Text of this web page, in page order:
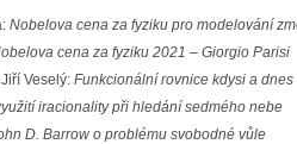
Nobelova cena za fyziku pro modelování
cena za fyziku 2021 – Giorgio Parisi
Veselý:Funkcionální rovnice kdysi a dnes
iracionality při hledání sedmého nebe
D. Barrow o problému svobodné vůle